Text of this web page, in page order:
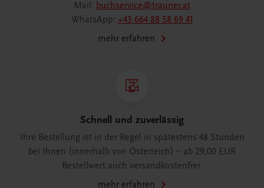
Mail: buchservice@trauner.at
WhatsApp: +43 664 88 58 69 41
mehr erfahren
Schnell und zuverlässig
Ihre Bestellung ist in der Regel in spätestens 48 Stunden
bei Ihnen (innerhalb von Österreich) – ab 29,00 EUR
Bestellwert auch versandkostenfrei.
mehr erfahren